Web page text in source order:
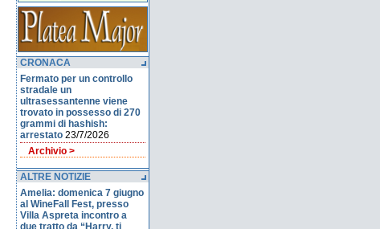
CRONACA
Fermato per un controllo
stradale un
ultrasessantenne viene
trovato in possesso di 270
grammi di hashish:
arrestato 23/7/2026
Archivio >
ALTRE NOTIZIE
Amelia: domenica 7 giugno
al WineFall Fest, presso
Villa Aspreta incontro a
due tratto da “Harry, ti